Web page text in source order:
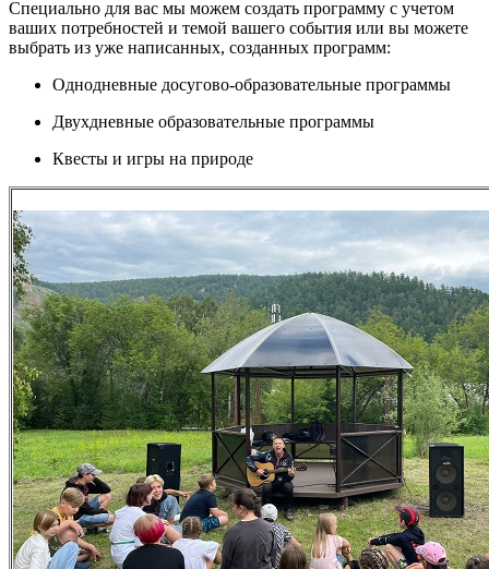
Специально для вас мы можем создать программу с учетом
ваших потребностей и темой вашего события или вы можете
выбрать из уже написанных, созданных программ:
Однодневные досугово-образовательные программы
Двухдневные образовательные программы
Квесты и игры на природе